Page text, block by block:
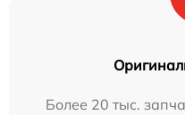
Более 20 тыс.